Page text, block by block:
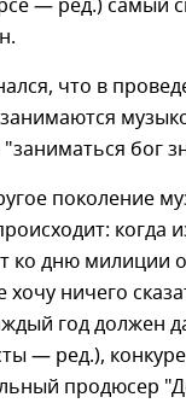
что в
бог
поколение
когда
ко дню милиции
хочу ничего
год должен
— ред.),
продюсер